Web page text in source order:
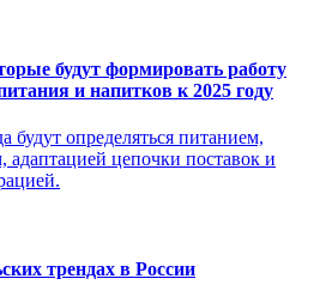
будут формировать работу
и напитков к 2025 году
будут определяться питанием,
адаптацией цепочки поставок и
трендах в России